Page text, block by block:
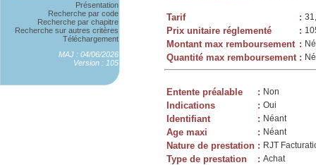
Présentation
Recherche par code
Recherche par chapitre
Recherche sur autres critères
Téléchargement
MAJ : 04/06/2026
Version : 105
Tarif :
Prix unitaire réglementé :
Montant max remboursement :
Quantité max remboursement :
Entente préalable : Non
Indications : Oui
Identifiant : Néant
Age maxi : Néant
Nature de prestation : RJT
Type de prestation : Achat